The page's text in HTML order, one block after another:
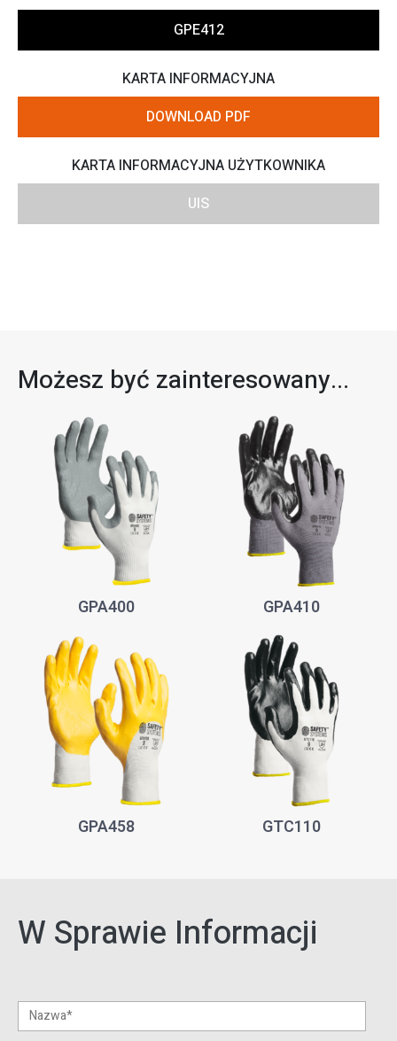
GPE412
KARTA INFORMACYJNA
DOWNLOAD PDF
KARTA INFORMACYJNA UŻYTKOWNIKA
UIS
Możesz być zainteresowany...
GPA400 GPA410
GPA458 GTC110
W Sprawie Informacji